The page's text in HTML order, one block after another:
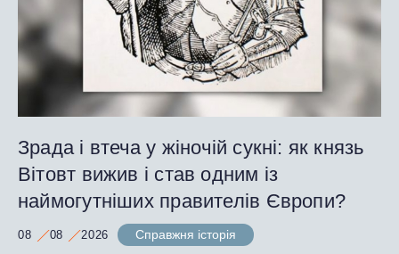
Зрада і втеча у жіночій сукні: як князь
Вітовт вижив і став одним із
наймогутніших правителів Європи?
08 08 2026
Справжня історія